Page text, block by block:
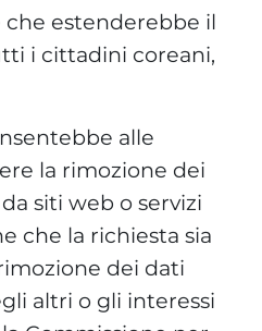
che estenderebbe il
i cittadini coreani,
alle
la rimozione dei
siti web o servizi
che la richiesta sia
dei dati
altri o gli interessi